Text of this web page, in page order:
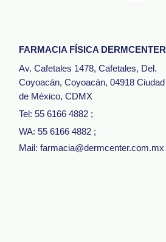
FARMACIA FÍSICA DERMCENTER
Av. Cafetales 1478, Cafetales, Del.
Coyoacán, Coyoacán, 04918 Ciudad
de México, CDMX
Tel: 55 6166 4882 ;
WA: 55 6166 4882 ;
Mail: farmacia@dermcenter.com.mx